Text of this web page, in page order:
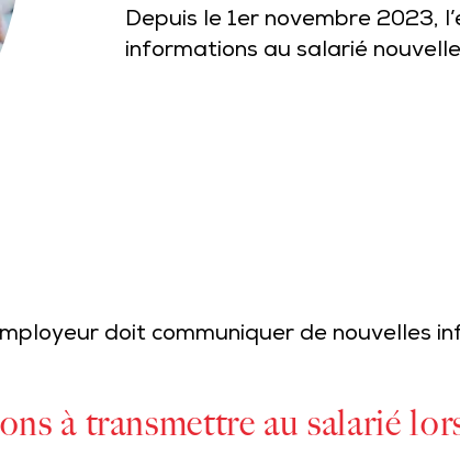
Depuis le 1er novembre 2023,
informations au salarié
doit communiquer de nouvelles
à transmettre au salarié